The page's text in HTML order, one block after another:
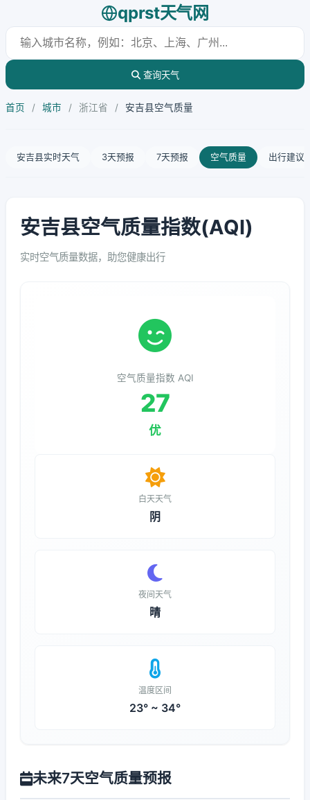
qprst天气网
查询天气
首页 / 城市 / 浙江省 / 安吉县空气质量
安吉县实时天气 3天预报 7天预报 空气质量 出行建议
安吉县空气质量指数(AQI)
实时空气质量数据，助您健康出行
空气质量指数 AQI
27
优
白天天气
阴
夜间天气
晴
温度区间
23° ~ 34°
未来7天空气质量预报